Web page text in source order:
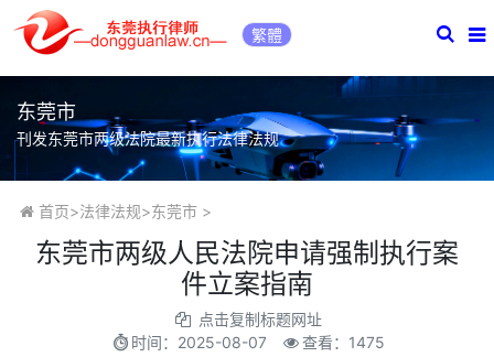
繁體
东莞市
刊发东莞市两级法院最新执行法律法规
首页>法律法规>东莞市>
东莞市两级人民法院申请强制执行案
件立案指南
点击复制标题网址
时间： 2025-08-07 查看：1475